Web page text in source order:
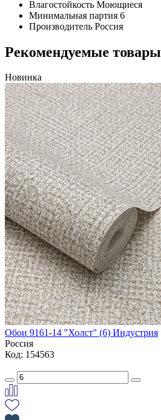
Влагостойкость Моющиеся
Минимальная партия 6
Производитель Россия
Рекомендуемые товары
Новинка
Обои 9161-14 "Холст" (6) Индустрия
Россия
Код: 154563